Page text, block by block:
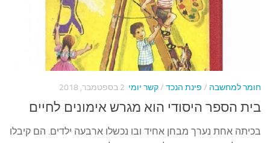
חומר למחשבה / פינת הנכד /קשר יומי 2 בספטמבר, 2018
בית הספר היסודי הוא מגרש אימונים לחיים
בכיתה אחת נערך מבחן אחיד ובו נכשלו ארבעה ילדים. הם קיבלו